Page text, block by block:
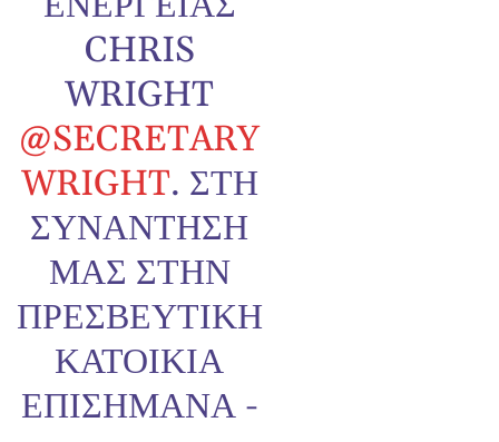
CHRIS
WRIGHT
@SECRETARY
WRIGHT. ΣΤΗ
ΣΥΝΆΝΤΗΣΉ
ΜΑΣ ΣΤΗΝ
ΠΡΕΣΒΕΥΤΙΚΉ
ΚΑΤΟΙΚΊΑ
ΕΠΙΣΉΜΑΝΑ -